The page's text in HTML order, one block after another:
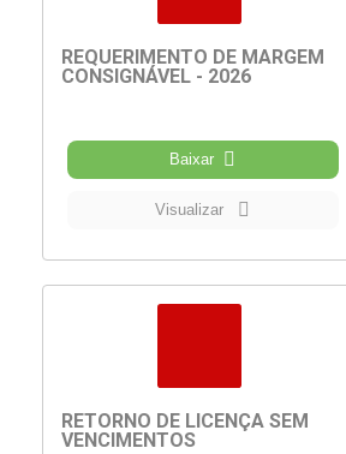
REQUERIMENTO DE MARGEM
CONSIGNÁVEL - 2026
Baixar
Visualizar
RETORNO DE LICENÇA SEM
VENCIMENTOS